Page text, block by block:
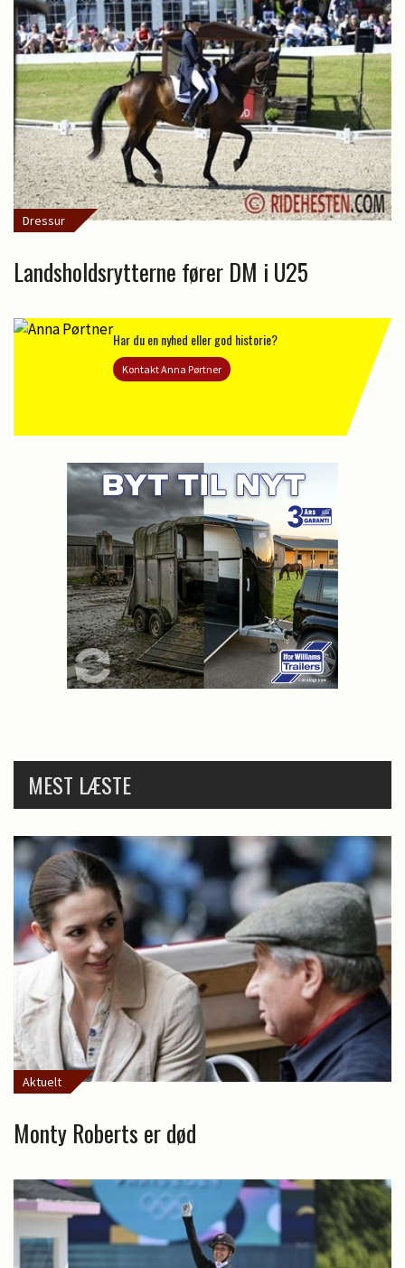
Dressur
Landsholdsrytterne fører DM i U25
Har du en nyhed eller god historie?
Kontakt Anna Pørtner
MEST LÆSTE
Aktuelt
Monty Roberts er død